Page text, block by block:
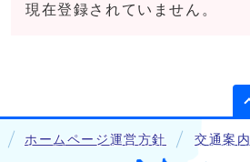
現在登録されていません。
ホームページ運営方針 交通案内